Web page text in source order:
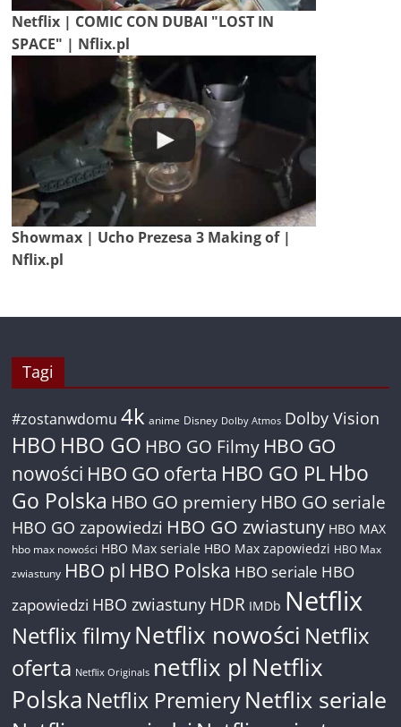
Netflix | COMIC CON DUBAI "LOST IN
SPACE" | Nflix.pl
Showmax | Ucho Prezesa 3 Making of |
Nflix.pl
Tagi
#zostanwdomu 4k anime Disney Dolby Atmos Dolby Vision
HBO HBO GO HBO GO Filmy HBO GO
nowości HBO GO oferta HBO GO PL Hbo
Go Polska HBO GO premiery HBO GO seriale
HBO GO zapowiedzi HBO GO zwiastuny HBO MAX
hbo max nowości HBO Max seriale HBO Max zapowiedzi HBO Max
zwiastuny HBO pl HBO Polska HBO seriale HBO
zapowiedzi HBO zwiastuny HDR IMDb Netflix
Netflix filmyNetflix nowości Netflix
oferta Netflix Originals netflix pl Netflix
Polska Netflix PremieryNetflix seriale